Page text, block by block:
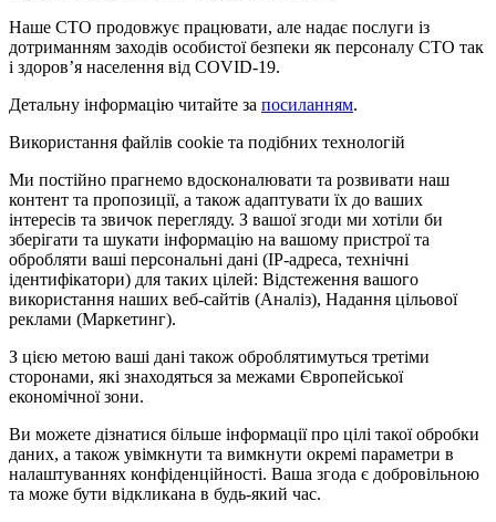
Наше СТО продовжує працювати, але надає послуги із
дотриманням заходів особистої безпеки як персоналу СТО так
і здоров’я населення від COVID-19.
Детальну інформацію читайте за посиланням.
Використання файлів cookie та подібних технологій
Ми постійно прагнемо вдосконалювати та розвивати наш
контент та пропозиції, а також адаптувати їх до ваших
інтересів та звичок перегляду. З вашої згоди ми хотіли би
зберігати та шукати інформацію на вашому пристрої та
обробляти ваші персональні дані (IP-адреса, технічні
ідентифікатори) для таких цілей: Відстеження вашого
використання наших веб-сайтів (Аналіз), Надання цільової
реклами (Маркетинг).
З цією метою ваші дані також оброблятимуться третіми
сторонами, які знаходяться за межами Європейської
економічної зони.
Ви можете дізнатися більше інформації про цілі такої обробки
даних, а також увімкнути та вимкнути окремі параметри в
налаштуваннях конфіденційності. Ваша згода є добровільною
та може бути відкликана в будь-який час.